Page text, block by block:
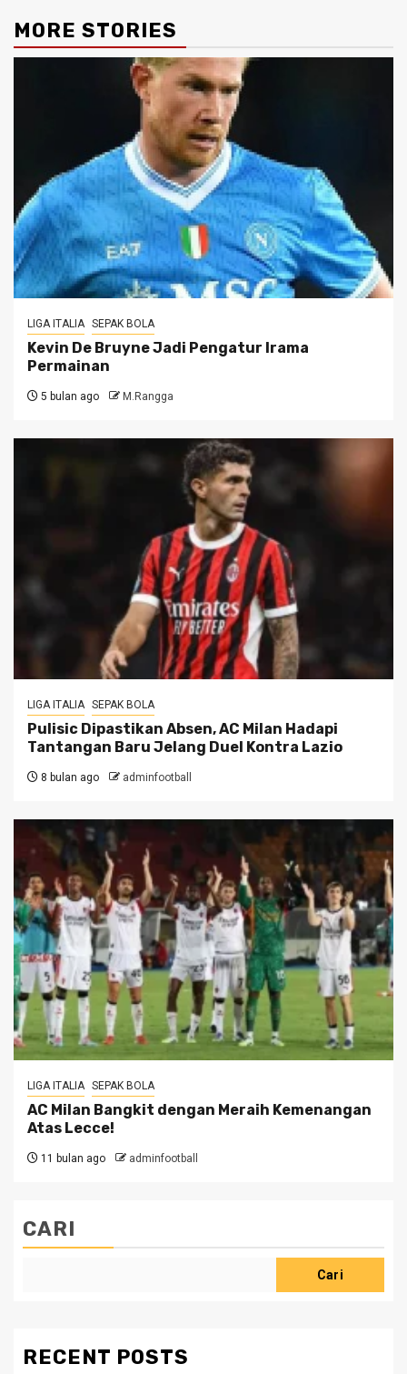
MORE STORIES
LIGA ITALIA SEPAK BOLA
Kevin De Bruyne Jadi Pengatur Irama
Permainan
5 bulan ago M.Rangga
LIGA ITALIA SEPAK BOLA
Pulisic Dipastikan Absen, AC Milan Hadapi
Tantangan Baru Jelang Duel Kontra Lazio
8 bulan ago adminfootball
LIGA ITALIA SEPAK BOLA
AC Milan Bangkit dengan Meraih Kemenangan
Atas Lecce!
11 bulan ago adminfootball
CARI
Cari
RECENT POSTS